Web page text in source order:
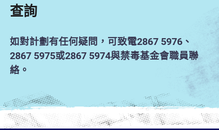
查詢
如對計劃有任何疑問，可致電2867 5976、
2867 5975或2867 5974與禁毒基金會職員聯
絡。